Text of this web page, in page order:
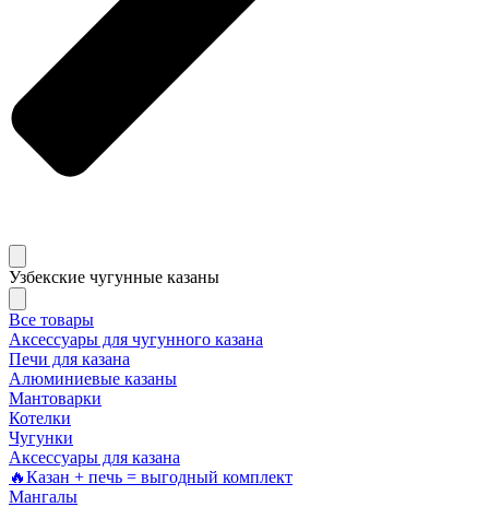
Узбекские чугунные казаны
Все товары
Аксессуары для чугунного казана
Печи для казана
Алюминиевые казаны
Мантоварки
Котелки
Чугунки
Аксессуары для казана
🔥Казан + печь = выгодный комплект
Мангалы